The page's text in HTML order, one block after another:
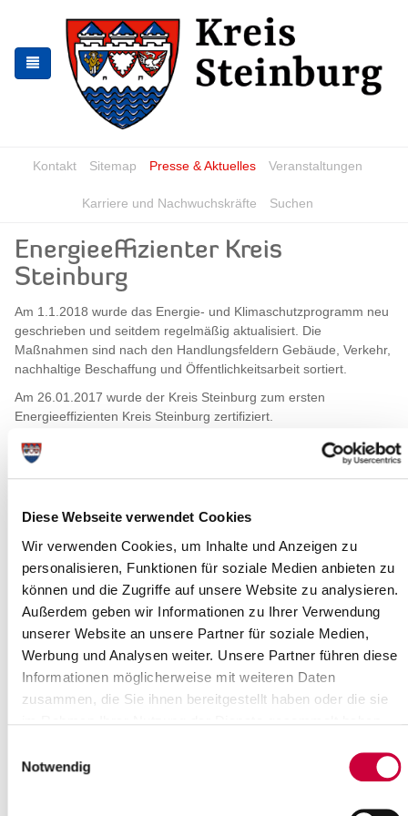
Diese Webseite verwendet Cookies
Wir verwenden Cookies, um Inhalte und Anzeigen zu
personalisieren, Funktionen für soziale Medien anbieten zu
können und die Zugriffe auf unsere Website zu analysieren.
Außerdem geben wir Informationen zu Ihrer Verwendung
unserer Website an unsere Partner für soziale Medien,
Werbung und Analysen weiter. Unsere Partner führen diese
Informationen möglicherweise mit weiteren Daten
zusammen, die Sie ihnen bereitgestellt haben oder die sie
Notwendig
springen
springen
Kontakt Sitemap Presse & Aktuelles Veranstaltungen
Karriere und Nachwuchskräfte Suchen
Energieeffizienter Kreis
Steinburg
Am 1.1.2018 wurde das Energie- und Klimaschutzprogramm neu
geschrieben und seitdem regelmäßig aktualisiert. Die
Maßnahmen sind nach den Handlungsfeldern Gebäude, Verkehr,
nachhaltige Beschaffung und Öffentlichkeitsarbeit sortiert.
Am 26.01.2017 wurde der Kreis Steinburg zum ersten
Energieeffizienten Kreis Steinburg zertifiziert.
Bundesweit als erster Kreis nimmt der Kreis Steinburg seit August
2013 an dem Projekt „Energieeffiziente Kommune“ der
Deutschen Energie-Agentur GmbH (dena) teil. Eine
der e.on als weiterem Projektpartner und der dena wurde am 11.
Dezember 2013 in Anwesenheit des Innenministers
unterzeichnet. Ziel des Projekts ist die Einführung eines Energie-
und Klimaschutzmanagements zur Steigerung der
Energieeffizienz im Kreis. Dieses definiert die zur Erreichung des
Ziels notwendigen Organisations-und Informationsstrukturen,
regelt Zuständigkeiten und Abläufe und schlägt konkrete
Maßnahmen vor.
Damit hilft das Energie-und Klimaschutzmanagement dem Kreis,
liegen, systematisch zu verankern und vorhandene
Energieeinsparpotenziale auszuschöpfen.
Am Anfang des dena Energie-und Klimaschutzmanagements